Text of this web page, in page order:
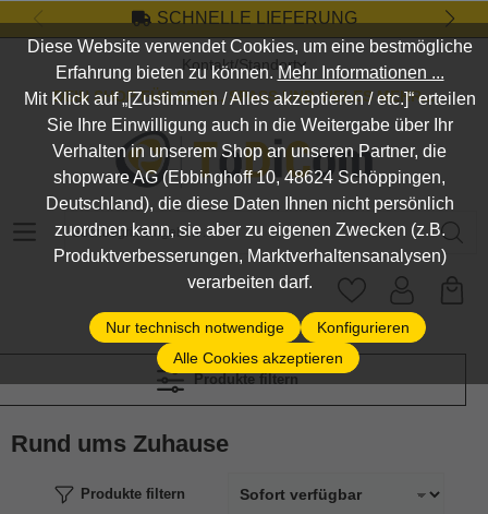
Zum Hauptinhalt springenSCHNELLE LIEFERUNG
Kontakt/Standort
DEIN SHOP FÜR SPIEL, SPASS UND VIELES MEHR...
Suchbegriff eingeben ...
Produkte filtern
Rund ums Zuhause
Produkte filtern
Diese Website verwendet Cookies, um eine bestmögliche
Erfahrung bieten zu können.Mehr Informationen ...
Mit Klick auf „[Zustimmen / Alles akzeptieren / etc.]“ erteilen
Sie Ihre Einwilligung auch in die Weitergabe über Ihr
Verhalten in unserem Shop an unseren Partner, die
shopware AG (Ebbinghoff 10, 48624 Schöppingen,
Deutschland), die diese Daten Ihnen nicht persönlich
zuordnen kann, sie aber zu eigenen Zwecken (z.B.
Produktverbesserungen, Marktverhaltensanalysen)
verarbeiten darf.
Nur technisch notwendige
Konfigurieren
Alle Cookies akzeptieren